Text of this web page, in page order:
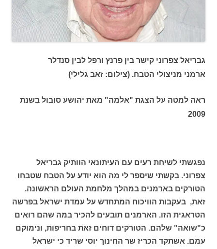
גבריאל צפרוני קישר בין פרנץ ורפל לבין סנדלר
ארמני מניצולי הטבח. (צילום: זאב גלילי)
ראה למטה על הצגת "אלמה" מאת יהושע סובול בשנת
2009
נפגשתי לשיחת רעים עם העיתונאי הוותיק גבריאל
צפרוני. בקשתי שיספר לי מה הוא יודע על הטבח שטבחו
הטורקים בארמנים במהלך מלחמת העולם הראשונה.
זאת, בעקבות הוויכוח המתחדש על עמדת ישראל בפרשה
הטראגית הזו. הארמנים תובעים להכיר במה שהם רואים
כ"שואה" שלהם. הטורקים דוחים זאת בחריפות, ונימוקם
עמם. אשתקד הכריז שר החינוך יוסי שריד כי ישראל